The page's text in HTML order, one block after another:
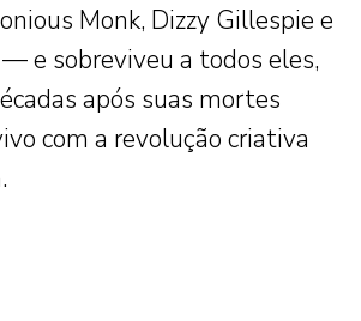
Monk, Dizzy Gillespie e
e sobreviveu a todos eles,
após suas mortes
com a revolução criativa